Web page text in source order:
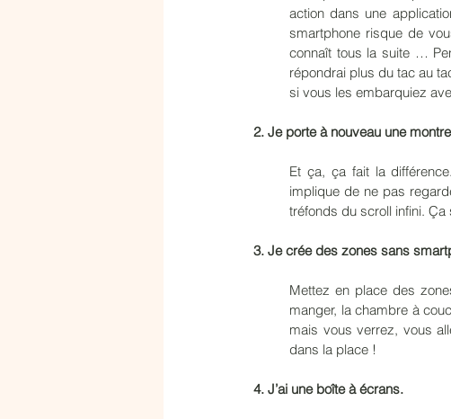
action dans une
smartphone risque de
connaît tous la suite …
répondrai plus du tac au
si vous les embarquiez
2. Je porte à nouveau une
Et ça, ça fait la
implique de ne pas
tréfonds du scroll infini. Ça
3. Je crée des zones sans
Mettez en place des
manger, la chambre à
mais vous verrez, vous
dans la place !
4. J’ai une boîte à écrans.